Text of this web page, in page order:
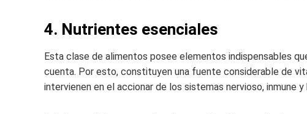
4. Nutrientes esenciales
Esta clase de alimentos posee elementos indispensables
cuenta. Por esto, constituyen una fuente considerable de
intervienen en el accionar de los sistemas nervioso, inmune y